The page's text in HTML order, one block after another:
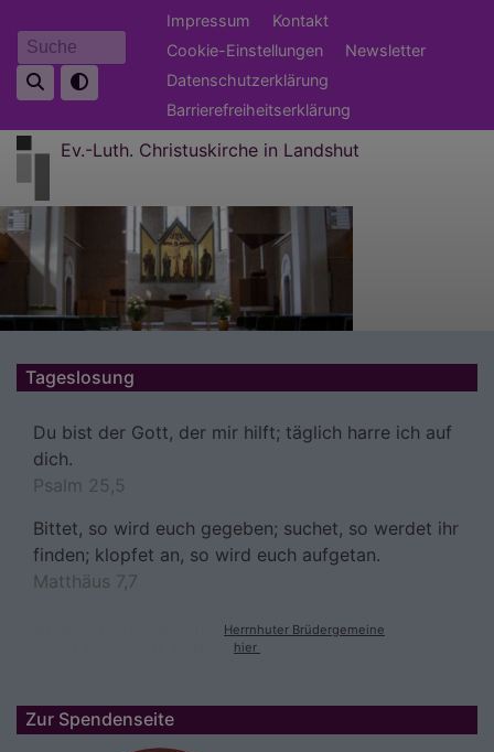
zum
Inhalt
Suche
Fußbereichsmenü
Impressum
Kontakt
Cookie-Einstellungen
Newsletter
Datenschutzerklärung
Barrierefreiheitserklärung
Ev.-Luth. Christuskirche in Landshut
Tageslosung
Du bist der Gott, der mir hilft; täglich harre ich auf
dich.
Psalm 25,5
Bittet, so wird euch gegeben; suchet, so werdet ihr
finden; klopfet an, so wird euch aufgetan.
Matthäus 7,7
Herrnhuter Brüdergemeine
hier
Zur Spendenseite